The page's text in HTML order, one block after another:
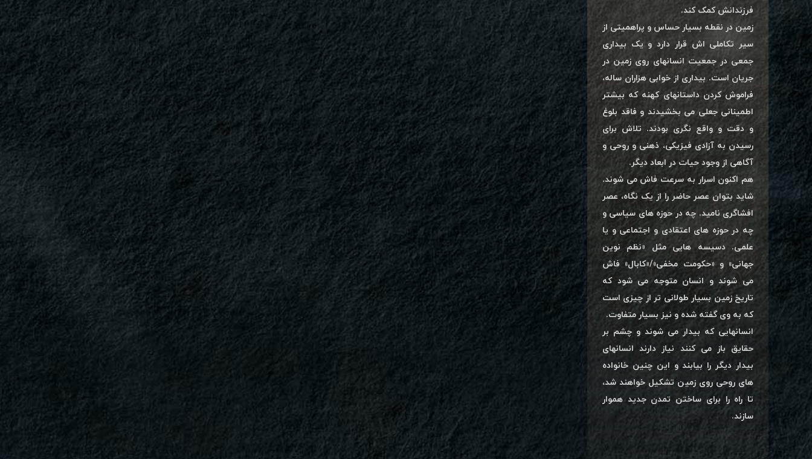
فرزندانش کمک کند.
زمین در نقطه بسیار حساس و پراهمیتی از
سیر تکاملی اش قرار دارد و یک بیداری
جمعی در جمعیت انسانهای روی زمین در
جریان است. بیداری از خوابی هزاران ساله،
فراموش کردن داستانهای کهنه که بیشتر
اطمینانی جعلی می بخشیدند و فاقد بلوغ
و دقت و واقع نگری بودند. تلاش برای
رسیدن به آزادی فیزیکی، ذهنی و روحی و
آگاهی از وجود حیات در ابعاد دیگر.
هم اکنون اسرار به سرعت فاش می شوند.
شاید بتوان عصر حاضر را از یک نگاه، عصر
افشاگری نامید. چه در حوزه های سیاسی و
چه در حوزه های اعتقادی و اجتماعی و یا
علمی. دسیسه هایی مثل «نظم نوین
جهانی» و «حکومت مخفی»/«کابال» فاش
می شوند و انسان متوجه می شود که
تاریخ زمین بسیار طولانی تر از چیزی است
که به وی گفته شده و نیز بسیار متفاوت.
انسانهایی که بیدار می شوند و چشم بر
حقایق باز می کنند نیاز دارند انسانهای
بیدار دیگر را بیابند و این چنین خانواده
های روحی روی زمین تشکیل خواهند شد،
تا راه را برای ساختن تمدن جدید هموار
سازند.